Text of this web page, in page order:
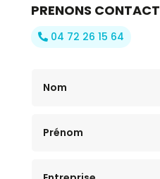
PRENONS CONTACT
04 72 26 15 64